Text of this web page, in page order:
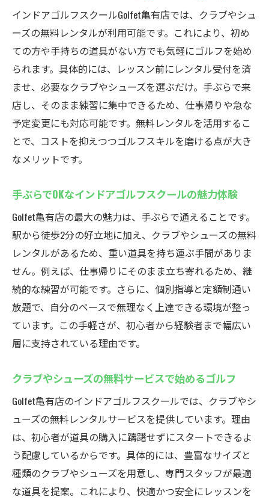
インドアゴルフスクールGolfet亀有店では、クラブやシュ
ーズの無料レンタルが利用可能です。これにより、初め
ての方や手持ちの道具がない方でも気軽にゴルフを始め
られます。具体的には、レッスン前にレンタル受付を済
ませ、必要なクラブやシューズを選ぶだけ。手ぶらで来
店し、そのまま練習に集中できるため、仕事帰りや急な
予定変更にも対応可能です。無料レンタルを活用するこ
とで、コストを抑えつつゴルフスキルを磨ける点が大き
なメリットです。
手ぶらでOKなインドアゴルフスクールの魅力体験
Golfet亀有店の最大の魅力は、手ぶらで通えることです。
駅から徒歩2分の好立地に加え、クラブやシューズの無料
レンタルがあるため、重い道具を持ち運ぶ手間がありま
せん。例えば、仕事帰りにそのまま立ち寄れるため、継
続的な練習が可能です。さらに、個別指導と定額制通い
放題で、自分のペースで無理なく上達できる環境が整っ
ています。この手軽さが、初心者から経験者まで幅広い
層に支持されている理由です。
クラブやシューズの無料サービスで始めるゴルフ
Golfet亀有店のインドアゴルフスクールでは、クラブやシ
ューズの無料レンタルサービスを提供しています。理由
は、初心者が道具の購入に躊躇せずにスタートできるよ
う配慮しているからです。具体的には、豊富なサイズと
種類のクラブやシューズを用意し、専門スタッフが最適
な道具を提案。これにより、快適かつ安全にレッスンを